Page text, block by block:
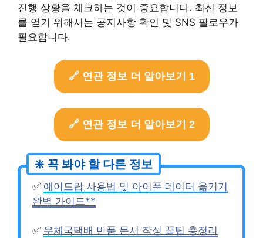
진행 상황을 체크하는 것이 중요합니다. 최신 정보
를 얻기 위해서는 공지사항 확인 및 SNS 팔로우가
필요합니다.
🔗 연관 정보 더 알아보기 1
🔗 연관 정보 더 알아보기 2
✅ 에어드랍 사용법 및 아이폰 데이터 옮기기
완벽 가이드**
✅ 우체국택배 반품 문서 작성 꿀팁 총정리